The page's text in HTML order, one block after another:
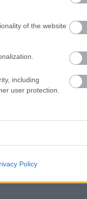
of the website
including
user protection.
Policy